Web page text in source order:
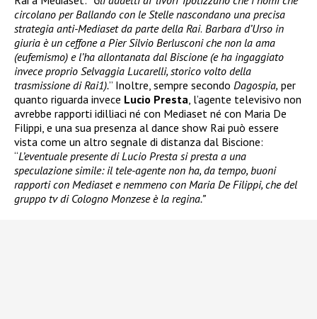
circolano per Ballando con le Stelle nascondano una precisa
strategia anti-Mediaset da parte della Rai. Barbara d’Urso in
giuria è un ceffone a Pier Silvio Berlusconi che non la ama
(eufemismo) e l’ha allontanata dal Biscione (e ha ingaggiato
invece proprio Selvaggia Lucarelli, storico volto della
trasmissione di Rai1).” Inoltre, sempre secondo Dagospia, per
quanto riguarda invece Lucio Presta, l’agente televisivo non
avrebbe rapporti idilliaci né con Mediaset né con Maria De
Filippi, e una sua presenza al dance show Rai può essere
vista come un altro segnale di distanza dal Biscione:
“L’eventuale presente di Lucio Presta si presta a una
speculazione simile: il tele-agente non ha, da tempo, buoni
rapporti con Mediaset e nemmeno con Maria De Filippi, che del
gruppo tv di Cologno Monzese è la regina.”